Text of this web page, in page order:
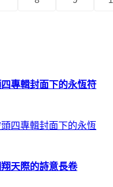
專輯封面下的永恆符
天際的詩意長卷